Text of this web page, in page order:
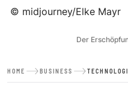
© midjourney/Elke Mayr
Der
HOME BUSINESS